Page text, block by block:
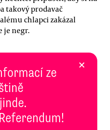
takový prodavač
chlapci zakázal
je negr.
ze
×